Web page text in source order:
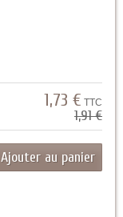
1,73 € TTC
1,91 €
Ajouter au panier